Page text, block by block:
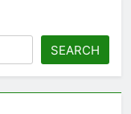
SEARCH